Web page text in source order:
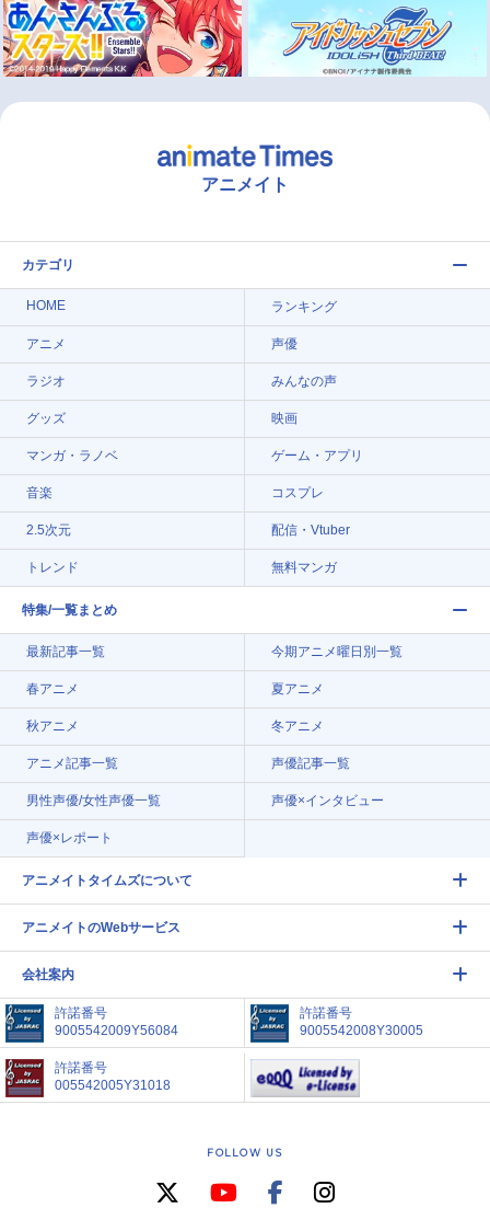
アニメイト
カテゴリ
HOME ランキング
アニメ 声優
ラジオ みんなの声
グッズ 映画
マンガ・ラノベ ゲーム・アプリ
音楽 コスプレ
2.5次元 配信・Vtuber
トレンド 無料マンガ
特集/一覧まとめ
最新記事一覧 今期アニメ曜日別一覧
春アニメ 夏アニメ
秋アニメ 冬アニメ
アニメ記事一覧 声優記事一覧
男性声優/女性声優一覧 声優×インタビュー
声優×レポート
アニメイトタイムズについて
アニメイトのWebサービス
会社案内
許諾番号
9005542009Y56084
許諾番号
9005542008Y30005
許諾番号
005542005Y31018
FOLLOW US